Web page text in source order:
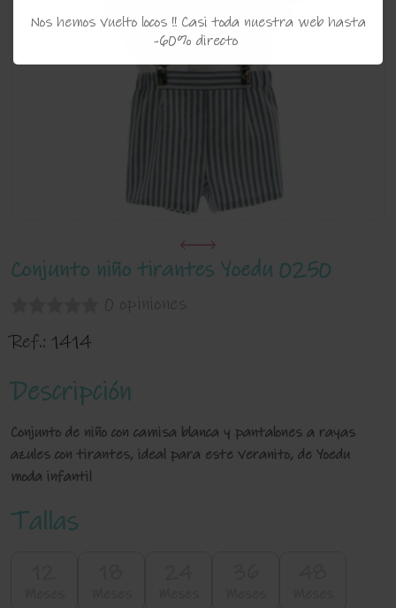
Conjunto niño tirantes Yoedu 0250
0 opiniones
Ref.: 1414
Descripción
Conjunto de niño con camisa blanca y pantalones a rayas
azules con tirantes, ideal para este veranito, de Yoedu
moda infantil
Tallas
Nos hemos vuelto locos !! Casi toda nuestra web hasta
-60% directo